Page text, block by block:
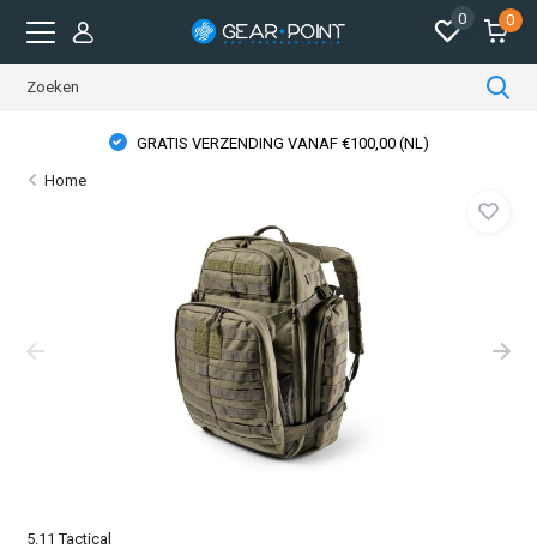
0 0
GRATIS VERZENDING VANAF €100,00 (NL)
Home
5.11 Tactical